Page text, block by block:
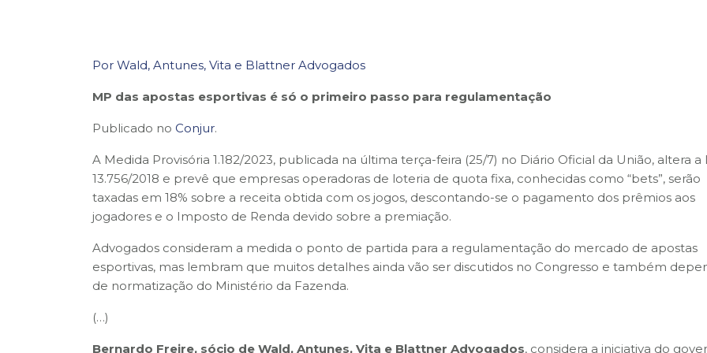
Por Wald, Antunes, Vita e Blattner Advogados
MP das apostas esportivas é só o primeiro passo para regulamentação
Publicado no Conjur.
A Medida Provisória 1.182/2023, publicada na última terça-feira (25/7) no Diário Oficial da União, altera a
13.756/2018 e prevê que empresas operadoras de loteria de quota fixa, conhecidas como “bets”, serão
taxadas em 18% sobre a receita obtida com os jogos, descontando-se o pagamento dos prêmios aos
jogadores e o Imposto de Renda devido sobre a premiação.
Advogados consideram a medida o ponto de partida para a regulamentação do mercado de apostas
esportivas, mas lembram que muitos detalhes ainda vão ser discutidos no Congresso e também
de normatização do Ministério da Fazenda.
(…)
Bernardo Freire, sócio de Wald, Antunes, Vita e Blattner Advogados, considera a iniciativa do